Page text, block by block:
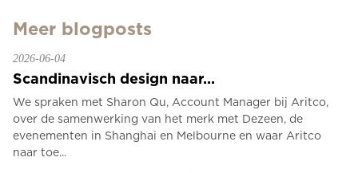
Meer blogposts
2026-06-04
Scandinavisch design naar...
We spraken met Sharon Qu, Account Manager bij Aritco,
over de samenwerking van het merk met Dezeen, de
evenementen in Shanghai en Melbourne en waar Aritco
naar toe...